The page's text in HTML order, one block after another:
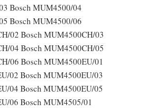
Bosch MUM4500/04
Bosch MUM4500/06
02 Bosch MUM4500CH/03
04 Bosch MUM4500CH/05
06 Bosch MUM4500EU/01
02 Bosch MUM4500EU/03
04 Bosch MUM4500EU/05
06 Bosch MUM4505/01